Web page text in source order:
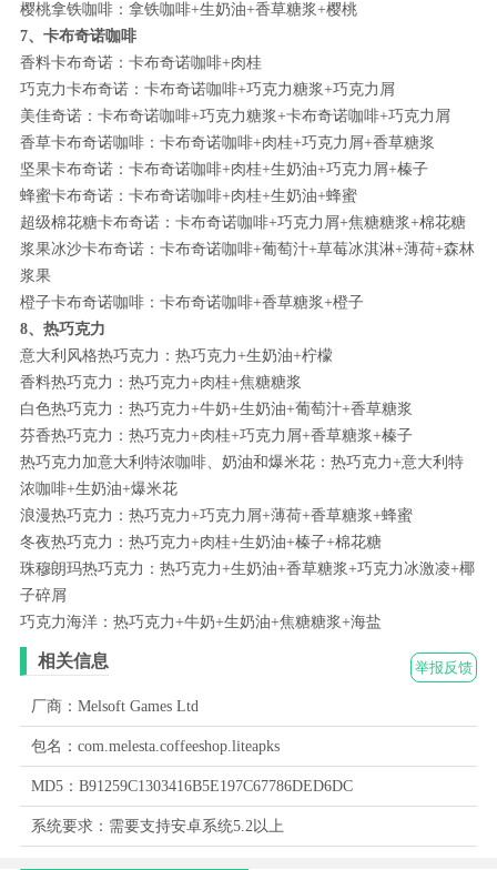
樱桃拿铁咖啡：拿铁咖啡+生奶油+香草糖浆+樱桃
7、卡布奇诺咖啡
香料卡布奇诺：卡布奇诺咖啡+肉桂
巧克力卡布奇诺：卡布奇诺咖啡+巧克力糖浆+巧克力屑
美佳奇诺：卡布奇诺咖啡+巧克力糖浆+卡布奇诺咖啡+巧克力屑
香草卡布奇诺咖啡：卡布奇诺咖啡+肉桂+巧克力屑+香草糖浆
坚果卡布奇诺：卡布奇诺咖啡+肉桂+生奶油+巧克力屑+榛子
蜂蜜卡布奇诺：卡布奇诺咖啡+肉桂+生奶油+蜂蜜
超级棉花糖卡布奇诺：卡布奇诺咖啡+巧克力屑+焦糖糖浆+棉花糖
浆果冰沙卡布奇诺：卡布奇诺咖啡+葡萄汁+草莓冰淇淋+薄荷+森林
浆果
橙子卡布奇诺咖啡：卡布奇诺咖啡+香草糖浆+橙子
8、热巧克力
意大利风格热巧克力：热巧克力+生奶油+柠檬
香料热巧克力：热巧克力+肉桂+焦糖糖浆
白色热巧克力：热巧克力+牛奶+生奶油+葡萄汁+香草糖浆
芬香热巧克力：热巧克力+肉桂+巧克力屑+香草糖浆+榛子
热巧克力加意大利特浓咖啡、奶油和爆米花：热巧克力+意大利特
浓咖啡+生奶油+爆米花
浪漫热巧克力：热巧克力+巧克力屑+薄荷+香草糖浆+蜂蜜
冬夜热巧克力：热巧克力+肉桂+生奶油+榛子+棉花糖
珠穆朗玛热巧克力：热巧克力+生奶油+香草糖浆+巧克力冰激凌+椰
子碎屑
巧克力海洋：热巧克力+牛奶+生奶油+焦糖糖浆+海盐
举报反馈
相关信息
厂商：Melsoft Games Ltd
包名：com.melesta.coffeeshop.liteapks
MD5：B91259C1303416B5E197C67786DED6DC
系统要求：需要支持安卓系统5.2以上